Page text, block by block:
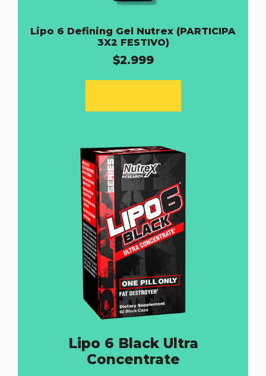
Lipo 6 Defining Gel Nutrex (PARTICIPA
3X2 FESTIVO)
$2.999
Lipo 6 Black Ultra
Concentrate